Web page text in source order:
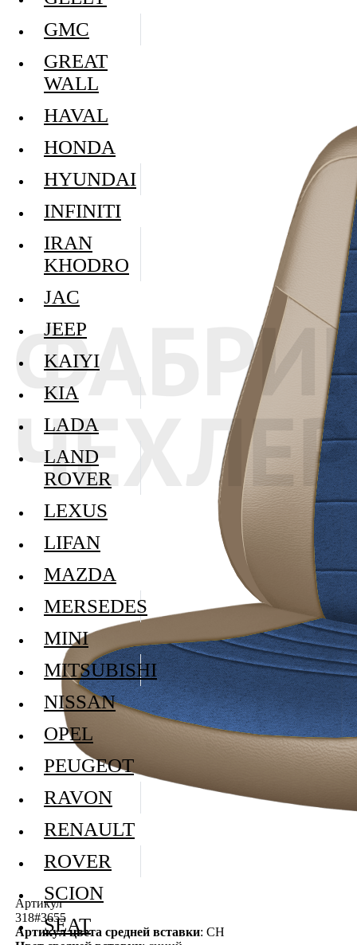
Артикул
318#3655
Артикул цвета средней вставки: СН
GMC
GREAT
WALL
HAVAL
HONDA
HYUNDAI
INFINITI
IRAN
KHODRO
JAC
JEEP
KAIYI
KIA
LADA
LAND
ROVER
LEXUS
LIFAN
MAZDA
MERSEDES
MINI
MITSUBISHI
NISSAN
OPEL
PEUGEOT
RAVON
RENAULT
ROVER
SCION
SEAT